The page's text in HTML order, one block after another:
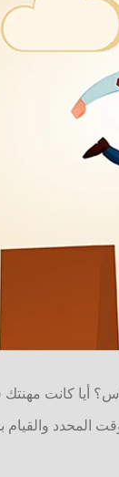
أيا كانت
والقيام